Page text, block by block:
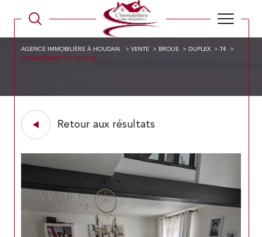
AGENCE IMMOBILIÈRE À HOUDAN VENTE BROUE DUPLEX
T4
APPARTEMENT EN DUPLEX
Retour aux résultats